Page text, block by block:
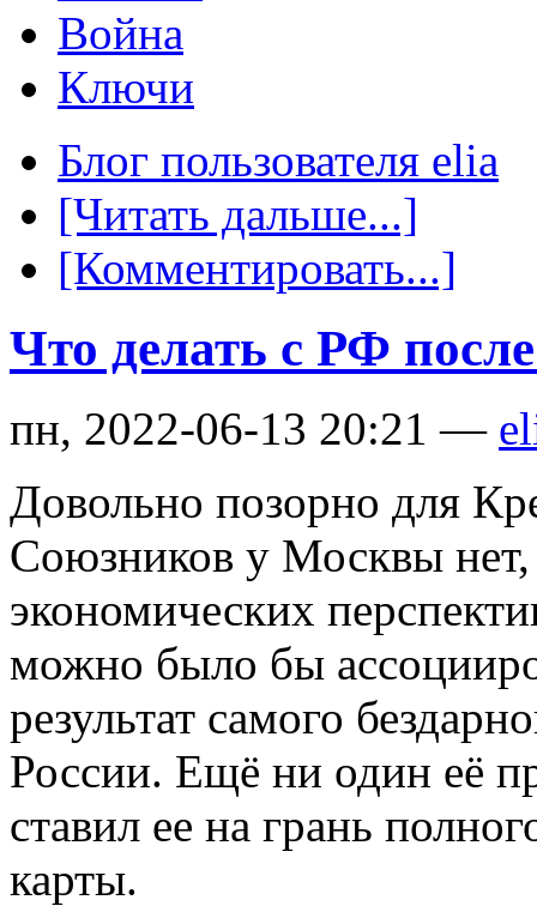
Война
Ключи
Блог пользователя elia
[Читать дальше...]
[Комментировать...]
Что делать с РФ
пн, 2022-06-13 20:21 —
Довольно позорно для
Союзников у Москвы нет,
экономических
можно было бы
результат самого
России. Ещё ни один её
ставил ее на грань
карты.